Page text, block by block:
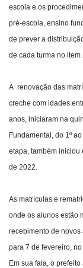
escola e os
pré-escola, ensino
de prever a
de cada turma no item
A renovação das
creche com idades
anos, iniciaram na
Fundamental, do 1º
etapa, também iniciou
de 2022.
As matrículas e
onde os alunos estão
recebimento de novos
para 7 de fevereiro,
Em sua fala, o